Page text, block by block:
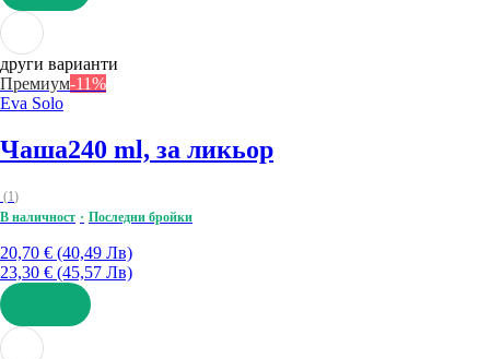
ДОБАВИ
други варианти
Премиум-11%
Eva Solo
Чаша240 ml, за ликьор
(1)
В наличност
Последни бройки
20,70 € (40,49 Лв)
23,30 € (45,57 Лв)
ДОБАВИ